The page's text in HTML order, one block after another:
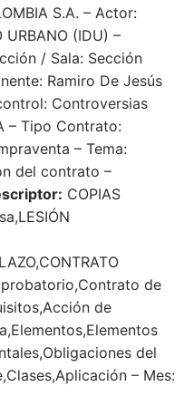
S.A. – Actor:
URBANO (IDU) –
/ Sala: Sección
Ramiro De Jesús
Controversias
– Tipo Contrato:
– Tema:
del contrato –
COPIAS
de
de
del
– Mes: